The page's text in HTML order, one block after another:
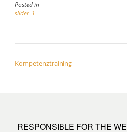
Posted in
slider_1
Post
Kompetenztraining
RESPONSIBLE FOR THE